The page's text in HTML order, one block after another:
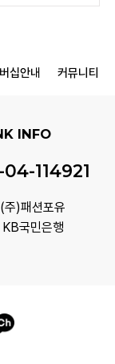
십안내 커뮤니티
INFO
114921
주)패션포유
국민은행